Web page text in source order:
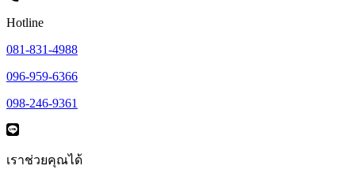
Hotline
081-831-4988
096-959-6366
098-246-9361
เราช่วยคุณได้